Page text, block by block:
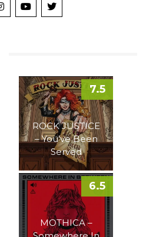
ROCK JUSTICE
– You’ve Been
Served
7.5
MOTHICA –
6.5